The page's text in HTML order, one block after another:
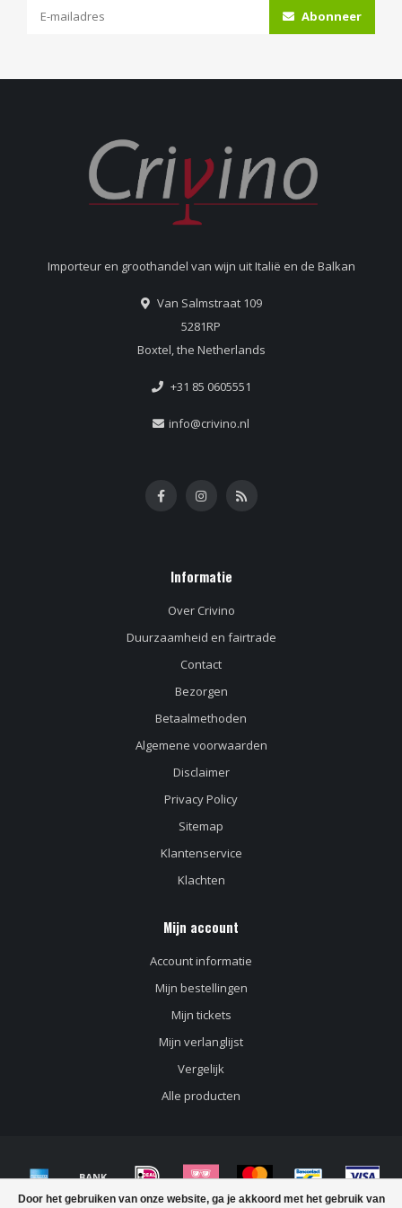
Door het gebruiken van onze website, ga je akkoord met het gebruik van
Abonneer
Importeur en groothandel van wijn uit Italië en de Balkan
Van Salmstraat 109
5281RP
Boxtel, the Netherlands
+31 85 0605551
info@crivino.nl
Informatie
Over Crivino
Duurzaamheid en fairtrade
Contact
Bezorgen
Betaalmethoden
Algemene voorwaarden
Disclaimer
Privacy Policy
Sitemap
Klantenservice
Klachten
Mijn account
Account informatie
Mijn bestellingen
Mijn tickets
Mijn verlanglijst
Vergelijk
Alle producten